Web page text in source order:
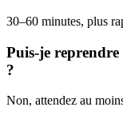
30–60 minutes, plus
Puis-je
?
Non, attendez au